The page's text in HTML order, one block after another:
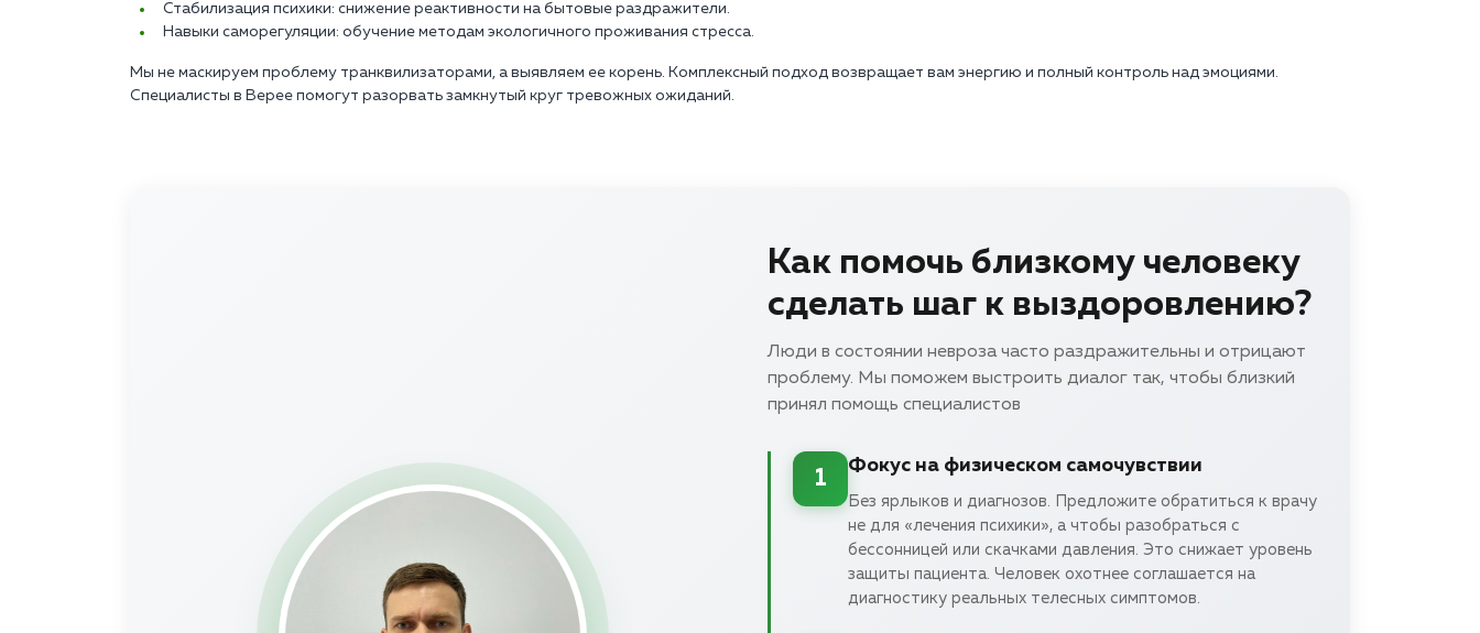
Стабилизация психики: снижение реактивности на бытовые раздражители.
Навыки саморегуляции: обучение методам экологичного проживания стресса.
Мы не маскируем проблему транквилизаторами, а выявляем ее корень. Комплексный подход возвращает вам энергию и полный контроль над эмоциями.
Специалисты в Верее помогут разорвать замкнутый круг тревожных ожиданий.
Как помочь близкому человеку
сделать шаг к выздоровлению?
Люди в состоянии невроза часто раздражительны и отрицают
проблему. Мы поможем выстроить диалог так, чтобы близкий
принял помощь специалистов
1
Фокус на физическом самочувствии
Без ярлыков и диагнозов. Предложите обратиться к врачу
не для «лечения психики», а чтобы разобраться с
бессонницей или скачками давления. Это снижает уровень
защиты пациента. Человек охотнее соглашается на
диагностику реальных телесных симптомов.